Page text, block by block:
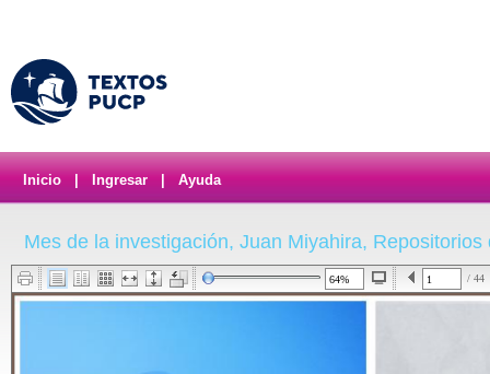
Inicio Ingresar Ayuda
Mes de la investigación, Juan Miyahira, Repositorios
/ 44